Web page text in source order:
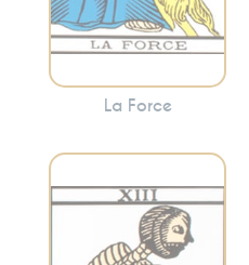
La Force
Incarne la